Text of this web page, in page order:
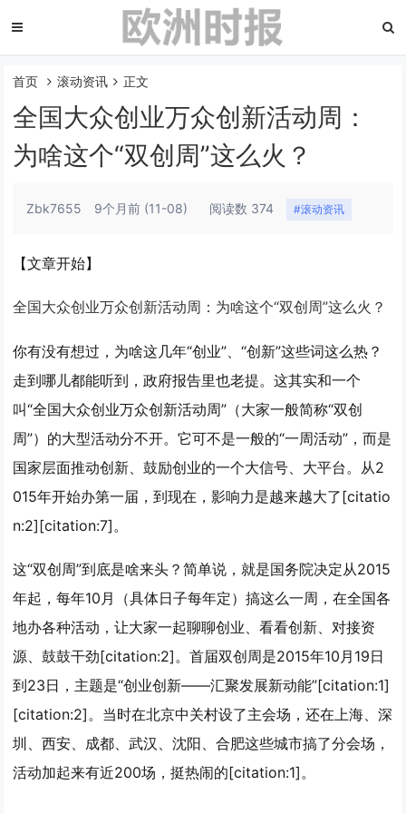
首页 滚动资讯 正文
全国大众创业万众创新活动周：
为啥这个“双创周”这么火？
Zbk7655 9个月前 (11-08) 阅读数 374 #滚动资讯
【文章开始】
全国大众创业万众创新活动周：为啥这个“双创周”这么火？
你有没有想过，为啥这几年“创业”、“创新”这些词这么热？
走到哪儿都能听到，政府报告里也老提。这其实和一个
叫“全国大众创业万众创新活动周” （大家一般简称“双创
周”）的大型活动分不开。它可不是一般的“一周活动”，而是
国家层面推动创新、鼓励创业的一个大信号、大平台。从2
015年开始办第一届，到现在，影响力是越来越大了[citatio
n:2][citation:7]。
这“双创周”到底是啥来头？简单说，就是国务院决定从2015
年起，每年10月（具体日子每年定）搞这么一周，在全国各
地办各种活动，让大家一起聊聊创业、看看创新、对接资
源、鼓鼓干劲[citation:2]。首届双创周是2015年10月19日
到23日，主题是“创业创新——汇聚发展新动能”[citation:1]
[citation:2]。当时在北京中关村设了主会场，还在上海、深
圳、西安、成都、武汉、沈阳、合肥这些城市搞了分会场，
活动加起来有近200场，挺热闹的[citation:1]。